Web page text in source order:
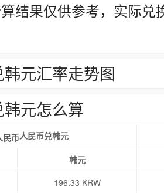
结果仅供参考，实际
元汇率走势图
元怎么算
人民币兑韩元
韩元
196.33 KRW